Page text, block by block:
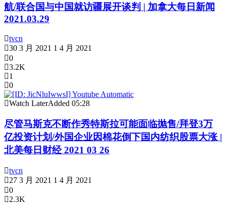
航/联合国与中国就访疆展开谈判 | 加拿大每日新闻
2021.03.29
tvcn
30 3 月 2021 1 4 月 2021
0
3.2K
1
0
Watch LaterAdded 05:28
尽管马斯克不断作秀特斯拉可能面临抛售/拜登3万
亿投资计划/外国企业因棉花倒下国内纺织股票大涨 |
北美每日财经 2021 03 26
tvcn
27 3 月 2021 1 4 月 2021
0
2.3K